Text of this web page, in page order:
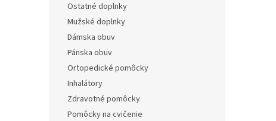
Ostatné doplnky
Mužské doplnky
Dámska obuv
Pánska obuv
Ortopedické pomôcky
Inhalátory
Zdravotné pomôcky
Pomôcky na cvičenie